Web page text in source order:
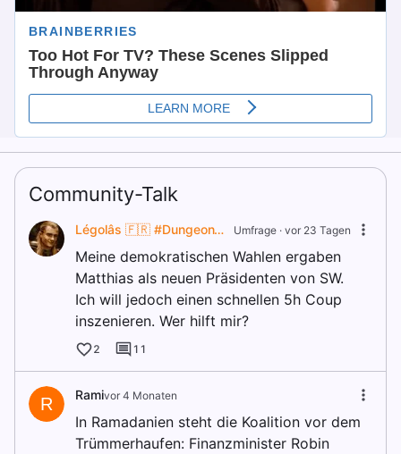
Community-Talk
Légolâs 🇫🇷 #DungeonWorld Umfrage · vor 23 Tagen
Meine demokratischen Wahlen ergaben
Matthias als neuen Präsidenten von SW.
Ich will jedoch einen schnellen 5h Coup
inszenieren. Wer hilft mir?
2 11
R Ramivor 4 Monaten
In Ramadanien steht die Koalition vor dem
Trümmerhaufen: Finanzminister Robin